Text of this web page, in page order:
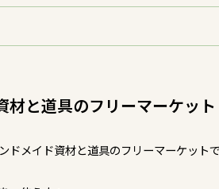
材と道具のフリーマーケット
ドメイド資材と道具のフリーマーケット